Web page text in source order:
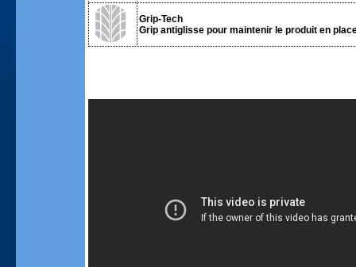
Grip-Tech
Grip antiglisse pour maintenir le produit en